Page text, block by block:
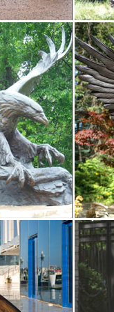
решается у нас
как скромные, так
на змеевике
выполнены НАШИМИ
Водолаз.
Символ
(литье) (30).